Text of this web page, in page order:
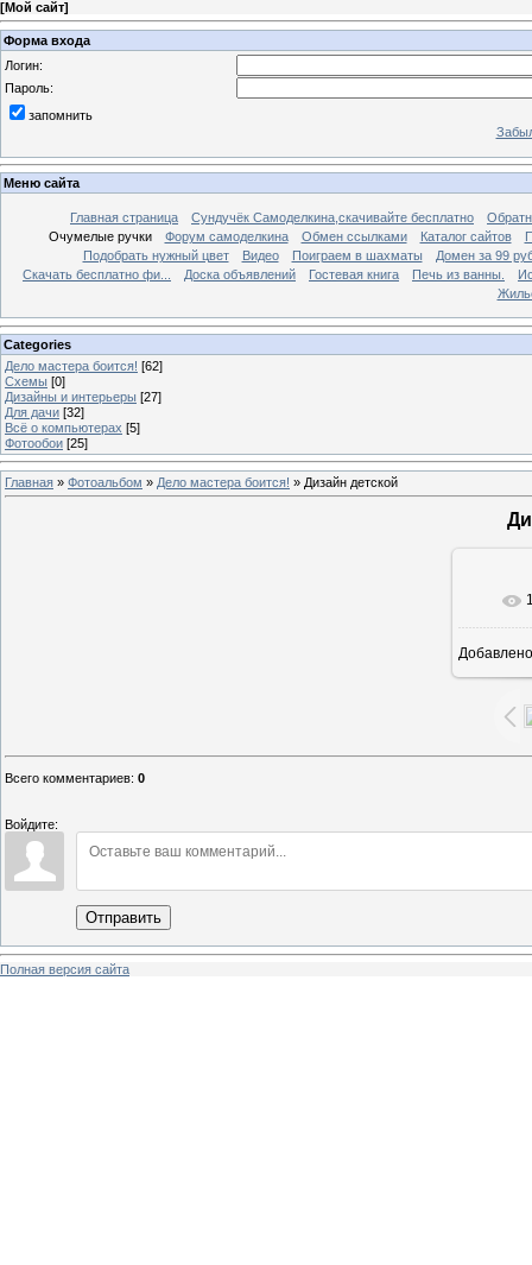
[Мой сайт]
Форма входа
Логин:
Пароль:
запомнить
Меню сайта
Главная страница Сундучёк Самоделкина,скачивайте бесплатно
Очумелые ручки
Форум самоделкина Обмен ссылками Каталог сайтов
Подобрать нужный цвет
Видео Поиграем в шахматы
Домен за 99
Скачать бесплатно фи...
Доска объявлений Гостевая книга Печь из ванны.
Categories
Дело мастера боится! [62]
Схемы [0]
Дизайны и интерьеры [27]
Для дачи [32]
Всё о компьютерах [5]
Фотообои [25]
Главная » Фотоальбом » Дело мастера боится! » Дизайн детской
В
Добавлено
Всего комментариев: 0
Войдите:
Отправить
Полная версия сайта